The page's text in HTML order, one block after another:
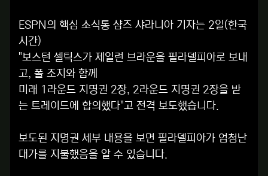
ESPN의 핵심 소식통 샴즈 샤라니아 기자는 2일(한국
시간)
"보스턴 셀틱스가 제일런 브라운을 필라델피아로 보내
고, 폴 조지와 함께
미래 1라운드 지명권 2장, 2라운드 지명권 2장을 받
는 트레이드에 합의했다"고 전격 보도했습니다.
보도된 지명권 세부 내용을 보면 필라델피아가 엄청난
대가를 지불했음을 알 수 있습니다.